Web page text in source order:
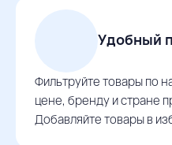
Удобный
Фильтруйте товары по
цене, бренду и стране
Добавляйте товары в